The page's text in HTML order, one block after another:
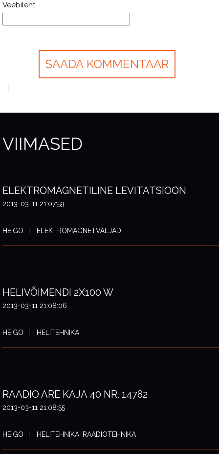
Veebileht
VIIMASED
ELEKTROMAGNETILINE LEVITATSIOON
2013-03-11 21:07:59
HEIGO ELEKTROMAGNETVÄLJAD
HELIVÕIMENDI 2X100 W
2013-03-11 21:08:06
HEIGO HELITEHNIKA
RAADIO ARE KAJA 40 NR. 14782
2013-03-11 21:08:55
HEIGO HELITEHNIKA, RAADIOTEHNIKA